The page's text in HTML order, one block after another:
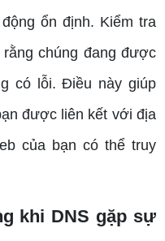
ổn định. Kiểm tra
chúng đang được
có lỗi. Điều này giúp
được liên kết với địa
của bạn có thể truy
khi DNS gặp sự